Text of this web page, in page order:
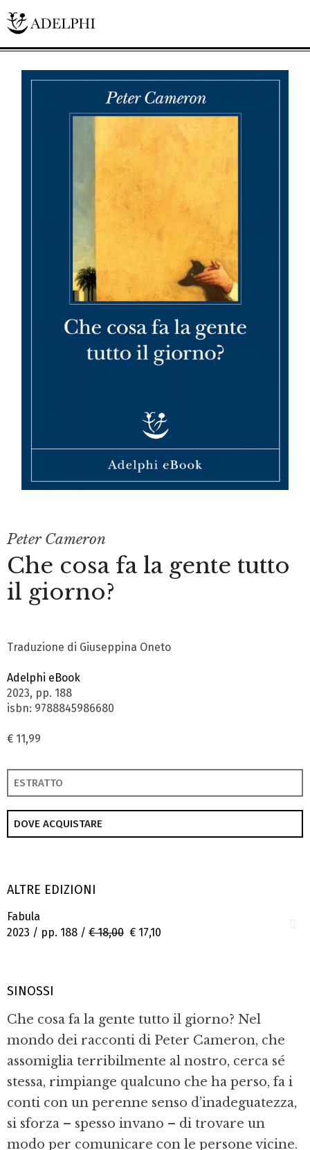
Peter Cameron
Che cosa fa la gente tutto
il giorno?
Traduzione di Giuseppina Oneto
Adelphi eBook
2023, pp. 188
isbn: 9788845986680
€ 11,99
ESTRATTO
DOVE ACQUISTARE
ALTRE EDIZIONI
Fabula
2023 / pp. 188 / € 18,00 € 17,10
SINOSSI
Che cosa fa la gente tutto il giorno? Nel
mondo dei racconti di Peter Cameron, che
assomiglia terribilmente al nostro, cerca sé
stessa, rimpiange qualcuno che ha perso, fa i
conti con un perenne senso d’inadeguatezza,
si sforza – spesso invano – di trovare un
modo per comunicare con le persone vicine.